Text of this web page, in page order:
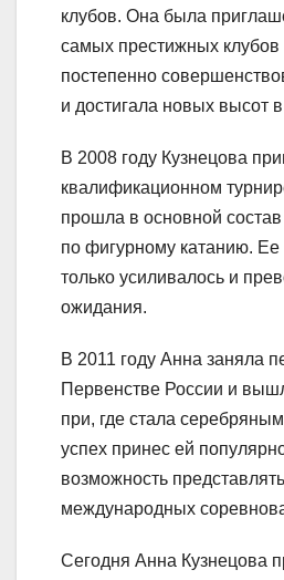
клубов. Она была
самых престижных клубов
постепенно
и достигала новых высот
В 2008 году Кузнецова
квалификационном
прошла в основной
по фигурному катанию. Ее
только усиливалось и
ожидания.
В 2011 году Анна заняла
Первенстве России и
при, где стала
успех принес ей
возможность
международных
Сегодня Анна Кузнецова